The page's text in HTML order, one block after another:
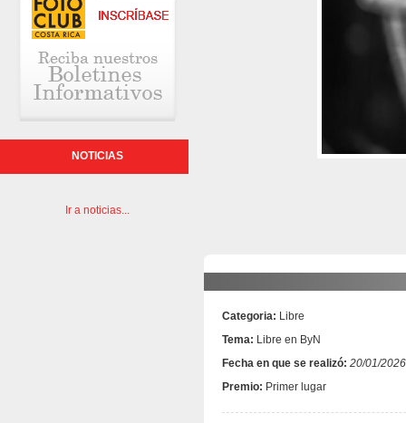
NOTICIAS
Ir a noticias...
Categoria: Libre
Tema: Libre en ByN
Fecha en que se realizó: 20/01/2026
Premio: Primer lugar